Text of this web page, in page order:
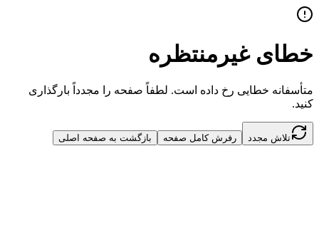
خطای غیرمنتظره
متأسفانه خطایی رخ داده است. لطفاً صفحه را مجدداً بارگذاری
کنید.
تلاش مجدد رفرش کامل صفحه بازگشت به صفحه اصلی